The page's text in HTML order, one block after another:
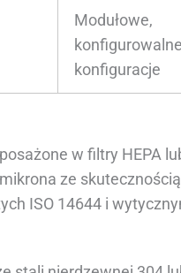
Modułowe,
konfigurowalne
konfiguracje
w filtry HEPA
ze skutecznością
ISO 14644 i